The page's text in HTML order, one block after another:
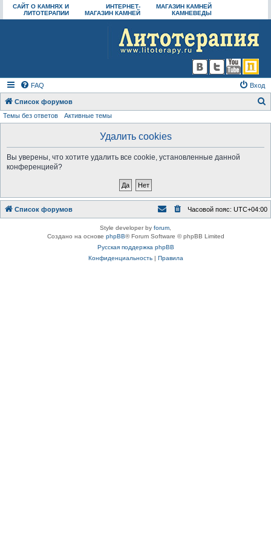
САЙТ О КАМНЯХ И
ЛИТОТЕРАПИИ
ИНТЕРНЕТ-
МАГАЗИН КАМНЕЙ
МАГАЗИН КАМНЕЙ
КАМНЕВЕДЫ
FAQ Вход
Список форумов
Темы без ответов Активные темы
Удалить cookies
Вы уверены, что хотите удалить все cookie, установленные данной
конференцией?
Список форумов Часовой пояс: UTC+04:00
Style developer by forum
Создано на основе phpBB® Forum Software © phpBB Limited
Русская поддержка phpBB
Конфиденциальность| Правила